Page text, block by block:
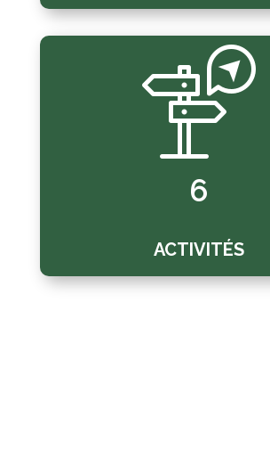
6
ACTIVITÉS